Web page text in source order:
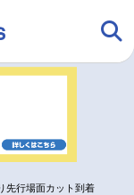
映画
先行場面カット到着